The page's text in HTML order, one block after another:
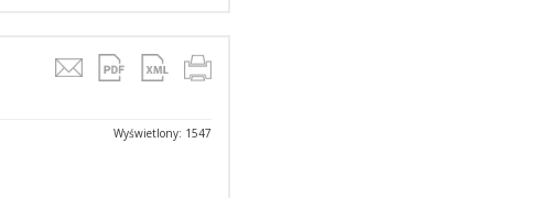
Wyświetlony: 1547